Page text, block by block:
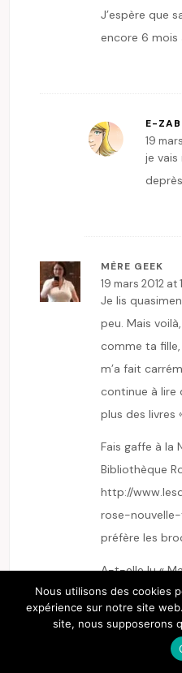
J’espère que
encore 6 mois
E-
19
je
MÈRE GEEK
19 mars 2012 at
Je lis
peu. Mais
comme ta fille,
m’a fait
continue à lire
plus des livres
Fais gaffe à la
Bibliothèque
http://
rose-
préfère les
A-t-elle lu «
Car c’est
je ne peux
livres vieux
série des «
Nous utilisons des cookies
expérience sur notre site
site, nous supposerons